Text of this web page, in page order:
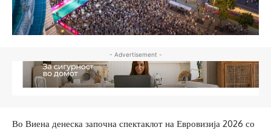
- Advertisement -
Во Виена денеска започна спектаклот на Евровизија 2026 со